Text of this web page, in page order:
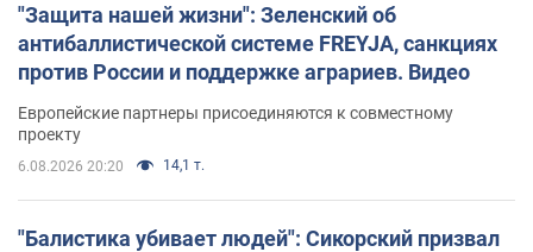
"Защита нашей жизни": Зеленский об
антибаллистической системе FREYJA, санкциях
против России и поддержке аграриев. Видео
Европейские партнеры присоединяются к совместному
проекту
6.08.2026 20:20 14,1 т.
"Балистика убивает людей": Сикорский призвал